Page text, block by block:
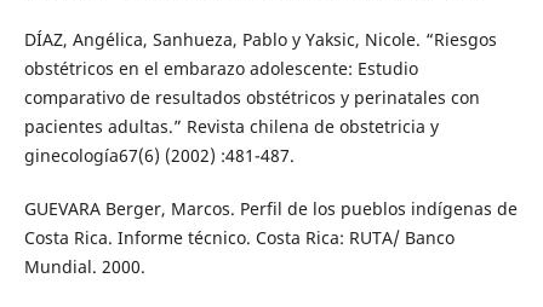
DÍAZ, Angélica, Sanhueza, Pablo y Yaksic, Nicole. “Riesgos
obstétricos en el embarazo adolescente: Estudio
comparativo de resultados obstétricos y perinatales con
pacientes adultas.” Revista chilena de obstetricia y
ginecología67(6) (2002) :481-487.
GUEVARA Berger, Marcos. Perfil de los pueblos indígenas de
Costa Rica. Informe técnico. Costa Rica: RUTA/ Banco
Mundial. 2000.